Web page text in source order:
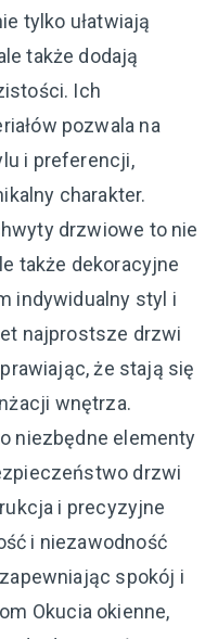
tylko ułatwiają
także dodają
Ich
pozwala na
i preferencji,
charakter.
drzwiowe to nie
także dekoracyjne
indywidualny styl i
najprostsze drzwi
że stają się
wnętrza.
niezbędne elementy
drzwi
i precyzyjne
i niezawodność
spokój i
Okucia okienne,